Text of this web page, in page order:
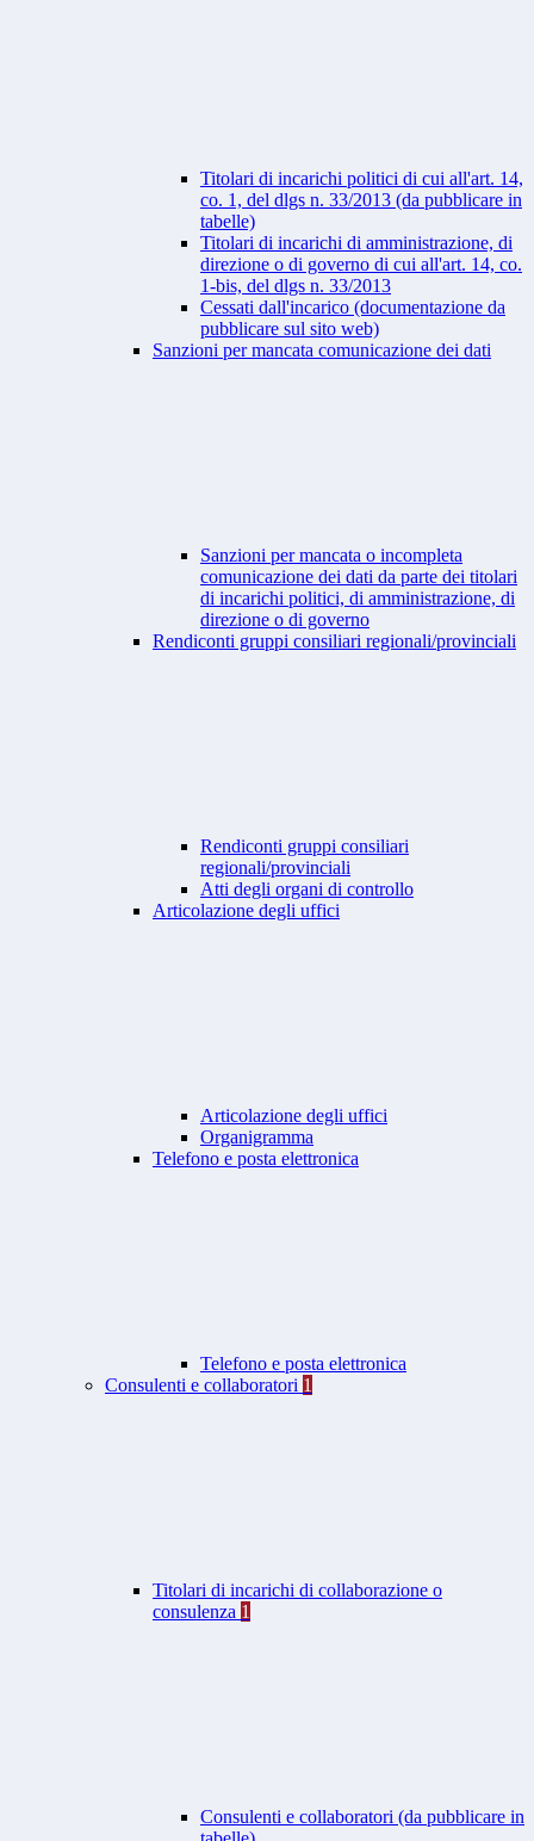
Titolari di incarichi politici di cui all'art. 14,
co. 1, del dlgs n. 33/2013 (da pubblicare in
tabelle)
Titolari di incarichi di amministrazione, di
direzione o di governo di cui all'art. 14, co.
1-bis, del dlgs n. 33/2013
Cessati dall'incarico (documentazione da
pubblicare sul sito web)
Sanzioni per mancata comunicazione dei dati
Sanzioni per mancata o incompleta
comunicazione dei dati da parte dei titolari
di incarichi politici, di amministrazione, di
direzione o di governo
Rendiconti gruppi consiliari regionali/provinciali
Rendiconti gruppi consiliari
regionali/provinciali
Atti degli organi di controllo
Articolazione degli uffici
Articolazione degli uffici
Organigramma
Telefono e posta elettronica
Telefono e posta elettronica
Consulenti e collaboratori 1
Titolari di incarichi di collaborazione o
consulenza 1
Consulenti e collaboratori (da pubblicare in